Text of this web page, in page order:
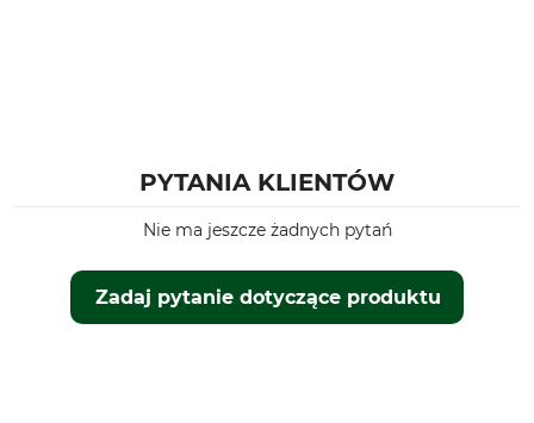
PYTANIA KLIENTÓW
Zadaj pytanie dotyczące produktu
Nie ma jeszcze żadnych pytań